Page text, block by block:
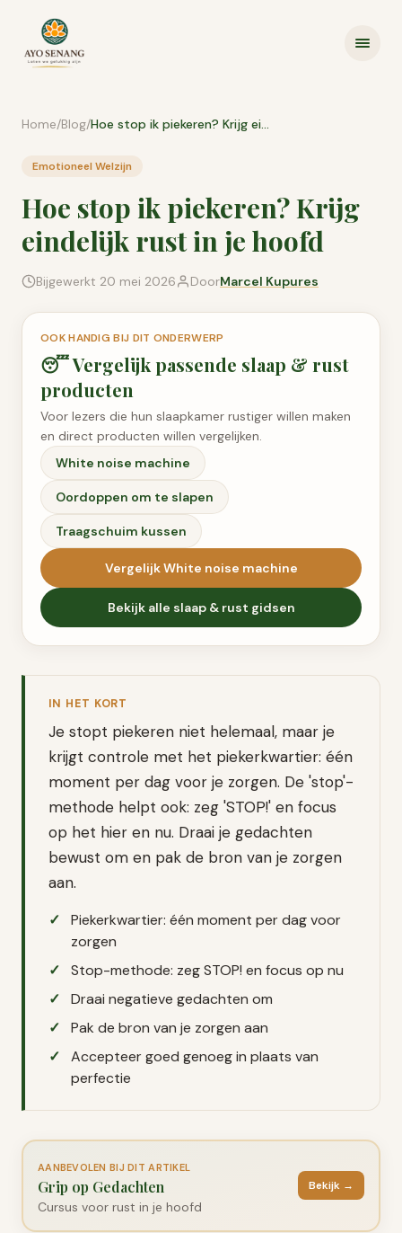
Home/Blog/ Hoe stop ik piekeren? Krijg eindelijk rust in je hoofd
Emotioneel Welzijn
Hoe stop ik piekeren? Krijg
eindelijk rust in je hoofd
Bijgewerkt 20 mei 2026 DoorMarcel Kupures
OOK HANDIG BIJ DIT ONDERWERP
😴Vergelijk passende slaap & rust
producten
Voor lezers die hun slaapkamer rustiger willen maken
en direct producten willen vergelijken.
White noise machine
Oordoppen om te slapen
Traagschuim kussen
VergelijkWhite noise machine
Bekijk alle slaap & rust gidsen
IN HET KORT
Je stopt piekeren niet helemaal, maar je
krijgt controle met het piekerkwartier: één
moment per dag voor je zorgen. De 'stop'-
methode helpt ook: zeg 'STOP!' en focus
op het hier en nu. Draai je gedachten
bewust om en pak de bron van je zorgen
aan.
Piekerkwartier: één moment per dag voor
zorgen
Stop-methode: zeg STOP! en focus op nu
Draai negatieve gedachten om
Pak de bron van je zorgen aan
Accepteer goed genoeg in plaats van
perfectie
AANBEVOLEN BIJ DIT ARTIKEL
Grip op Gedachten
Cursus voor rust in je hoofd
Bekijk →